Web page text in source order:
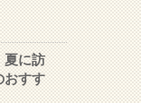
夏に訪
おすす